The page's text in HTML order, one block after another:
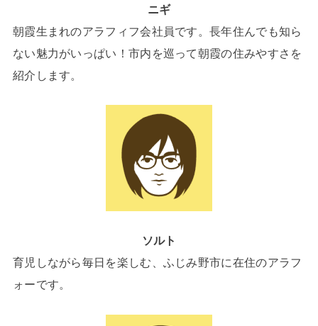
ニギ
朝霞生まれのアラフィフ会社員です。長年住んでも知ら
ない魅力がいっぱい！市内を巡って朝霞の住みやすさを
紹介します。
ソルト
育児しながら毎日を楽しむ、ふじみ野市に在住のアラフ
ォーです。